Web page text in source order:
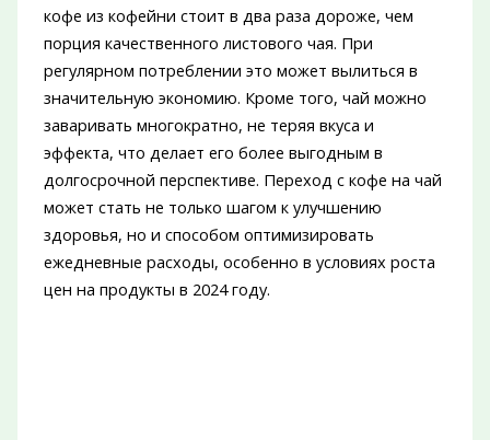
кофе из кофейни стоит в два раза дороже, чем
порция качественного листового чая. При
регулярном потреблении это может вылиться в
значительную экономию. Кроме того, чай можно
заваривать многократно, не теряя вкуса и
эффекта, что делает его более выгодным в
долгосрочной перспективе. Переход с кофе на чай
может стать не только шагом к улучшению
здоровья, но и способом оптимизировать
ежедневные расходы, особенно в условиях роста
цен на продукты в 2024 году.